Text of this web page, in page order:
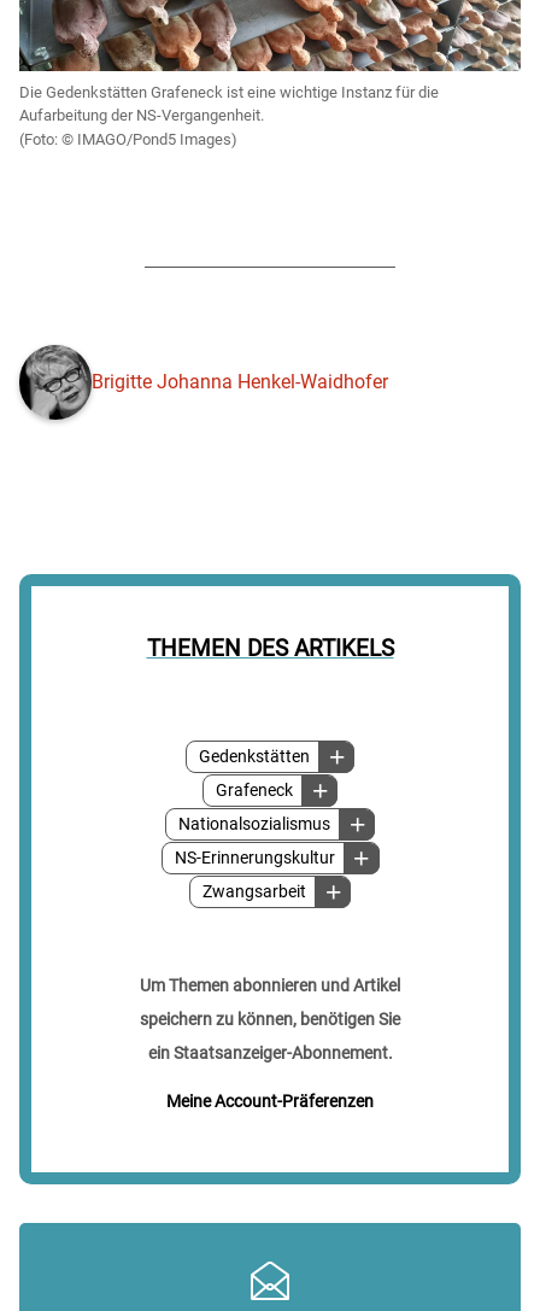
THEMEN DES ARTIKELS
Gedenkstätten
Grafeneck
Nationalsozialismus
NS-Erinnerungskultur
Zwangsarbeit
Um Themen abonnieren und Artikel
speichern zu können, benötigen Sie
ein Staatsanzeiger-Abonnement.
Meine Account-Präferenzen
Die Gedenkstätten Grafeneck ist eine wichtige Instanz für die
Aufarbeitung der NS-Vergangenheit.
IMAGO/Pond5 Images)
Brigitte Johanna Henkel-Waidhofer